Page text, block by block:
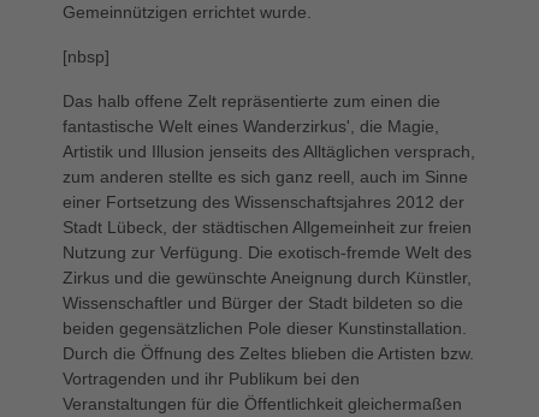
Gemeinnützigen errichtet wurde.
[nbsp]
Das halb offene Zelt repräsentierte zum einen die
fantastische Welt eines Wanderzirkus', die Magie,
Artistik und Illusion jenseits des Alltäglichen versprach,
zum anderen stellte es sich ganz reell, auch im Sinne
einer Fortsetzung des Wissenschaftsjahres 2012 der
Stadt Lübeck, der städtischen Allgemeinheit zur freien
Nutzung zur Verfügung. Die exotisch-fremde Welt des
Zirkus und die gewünschte Aneignung durch Künstler,
Wissenschaftler und Bürger der Stadt bildeten so die
beiden gegensätzlichen Pole dieser Kunstinstallation.
Durch die Öffnung des Zeltes blieben die Artisten bzw.
Vortragenden und ihr Publikum bei den
Veranstaltungen für die Öffentlichkeit gleichermaßen